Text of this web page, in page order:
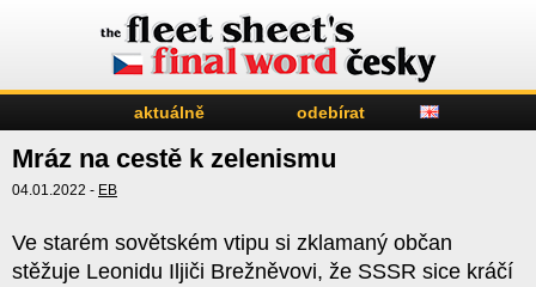
aktuálně odebírat
Mráz na cestě k zelenismu
04.01.2022 - EB
Ve starém sovětském vtipu si zklamaný občan
stěžuje Leonidu Iljiči Brežněvovi, že SSSR sice kráčí